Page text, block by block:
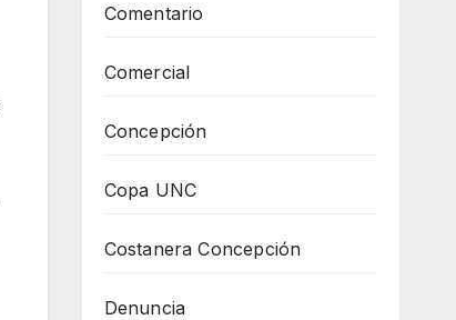
Comentario
Comercial
Concepción
Copa UNC
Costanera Concepción
Denuncia